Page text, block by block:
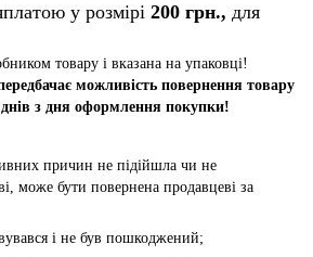
у розмірі 200 грн., для
товару і вказана на упаковці!
можливість повернення товару
з дня оформлення покупки!
причин не підійшла чи не
може бути повернена продавцеві за
і не був пошкоджений;